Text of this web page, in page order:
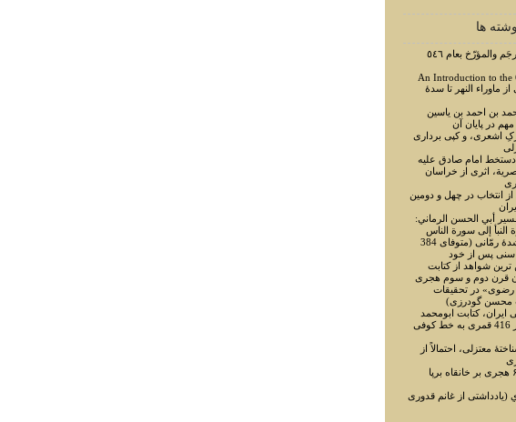
ها
مصحف الزّعفراني المترجَم والمؤرّخ بعام ٥٤٦
An Introduction to the
ماوراء النهر تا سدۀ
بن احمد بن یاسین
اشعری، و کپی برداری
امام صادق علیه
اثری از خراسان
انتخاب در چهل و دومین
أبي الحسن الرماني:
النبأ إلی سورة الناس
اهمیت و اثر تفسیر گمشدۀ رمّانی (متوفای 384
پس از خود
ترین شواهد از کتابت
قرن دوم و سوم هجری
در تحقیقات
محسن گودرزی)
ملی ایران، کتابت ابومحمد
جعفر بن علی الوراق در 416 قمری به خط کوفی
معتزلی، احتمالاً از
وقف قرآنی در سال ۶۱۴ هجری بر خانقاه برپا
از غانم قدوری